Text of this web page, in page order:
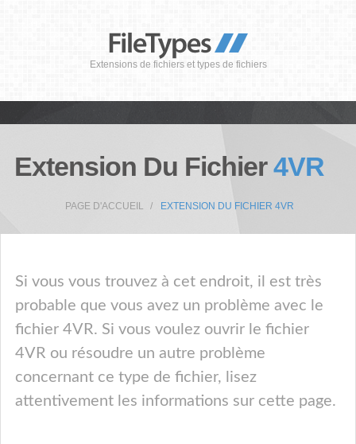
Extensions de fichiers et types de fichiers
Extension Du Fichier4VR
PAGE D'ACCUEIL EXTENSION DU FICHIER 4VR
Si vous vous trouvez à cet endroit, il est très
probable que vous avez un problème avec le
fichier 4VR. Si vous voulez ouvrir le fichier
4VR ou résoudre un autre problème
concernant ce type de fichier, lisez
attentivement les informations sur cette page.